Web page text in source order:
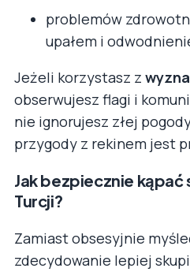
problemów
upałem i
Jeżeli korzystasz z
obserwujesz flagi i
nie ignorujesz złej
przygody z rekinem jest
Jak bezpiecznie kąpać
Turcji?
Zamiast obsesyjnie
zdecydowanie lepiej